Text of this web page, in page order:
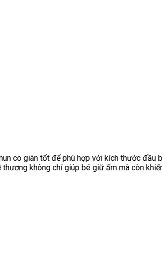
co giãn tốt để phù hợp với kích thước đầu
không chỉ giúp bé giữ ấm mà còn